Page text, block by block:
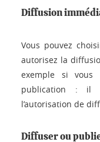
Diffusion
Vous pouvez
autorisez la
exemple si
publication : il
l’autorisation de
Diffuser ou